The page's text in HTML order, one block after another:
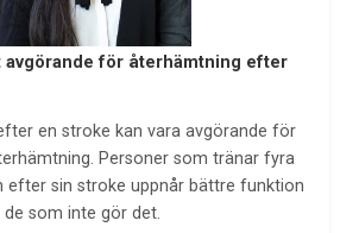
avgörande för återhämtning efter
en stroke kan vara avgörande för
Personer som tränar fyra
efter sin stroke uppnår bättre funktion
som inte gör det.